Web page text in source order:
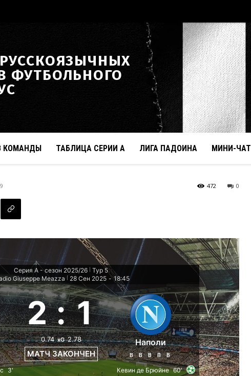
ФУТБОЛЬНОГО
КОМАНДЫ ТАБЛИЦА СЕРИИ А ЛИГА ПАДОИНА МИНИ-ЧАТ
0
472
Серия А - сезон 2025/26 Тур 5
Giuseppe Meazza
28 Сен 2025 - 18:45
2 : 1
0.74 xG 2.78
МАТЧ ЗАКОНЧЕН
Наполи
В В В П В
3'
Кевин де Брюйне 60'